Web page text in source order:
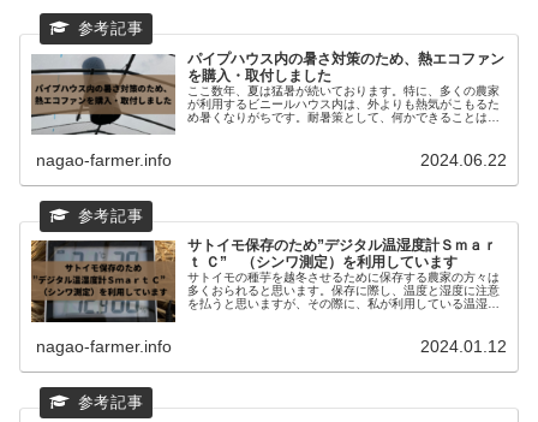
パイプハウス内の暑さ対策のため、熱エコファン
を購入・取付しました
ここ数年、夏は猛暑が続いております。特に、多くの農家
が利用するビニールハウス内は、外よりも熱気がこもるた
め暑くなりがちです。耐暑策として、何かできることはな
nagao-farmer.info 2024.06.22
サトイモ保存のため”デジタル温湿度計Ｓｍａｒ
ｔ Ｃ” （シンワ測定）を利用しています
サトイモの種芋を越冬させるために保存する農家の方々は
多くおられると思います。保存に際し、温度と湿度に注意
を払うと思いますが、その際に、私が利用している温湿計
nagao-farmer.info 2024.01.12